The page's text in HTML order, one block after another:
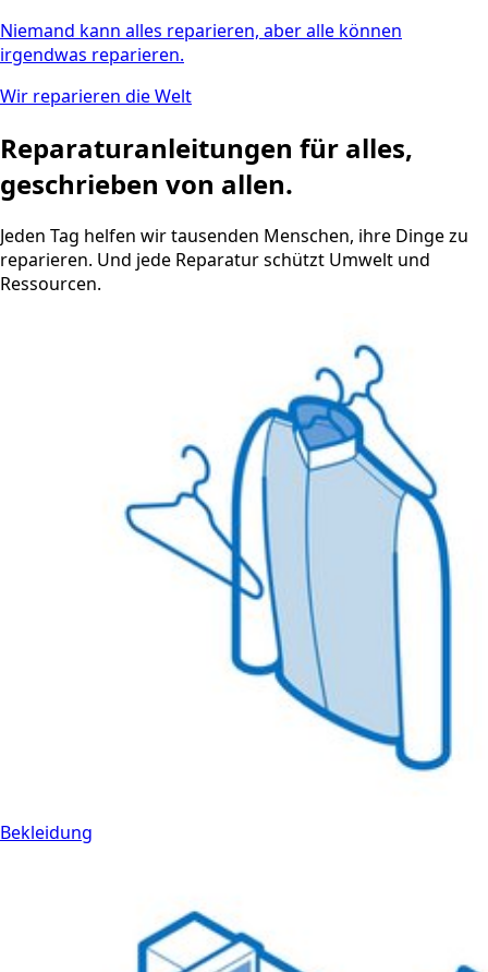
Niemand kann alles reparieren, aber alle können
irgendwas reparieren.
Wir reparieren die Welt
Reparaturanleitungen für alles,
geschrieben von allen.
Jeden Tag helfen wir tausenden Menschen, ihre Dinge zu
reparieren. Und jede Reparatur schützt Umwelt und
Ressourcen.
Bekleidung